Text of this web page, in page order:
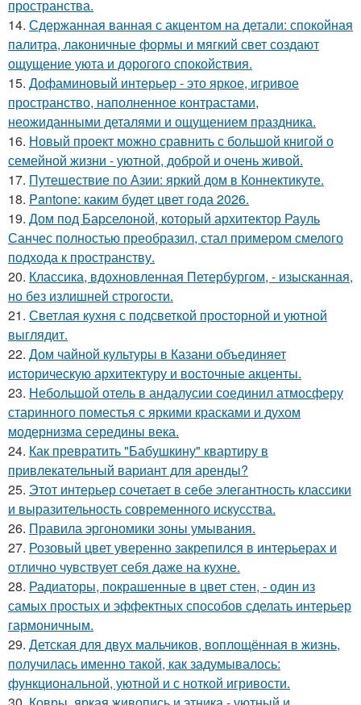
пространства.
14. Сдержанная ванная с акцентом на детали: спокойная
палитра, лаконичные формы и мягкий свет создают
ощущение уюта и дорогого спокойствия.
15. Дофаминовый интерьер - это яркое, игривое
пространство, наполненное контрастами,
неожиданными деталями и ощущением праздника.
16. Новый проект можно сравнить с большой книгой о
семейной жизни - уютной, доброй и очень живой.
17. Путешествие по Азии: яркий дом в Коннектикуте.
18. Pantone: каким будет цвет года 2026.
19. Дом под Барселоной, который архитектор Рауль
Санчес полностью преобразил, стал примером смелого
подхода к пространству.
20. Классика, вдохновленная Петербургом, - изысканная,
но без излишней строгости.
21. Светлая кухня с подсветкой просторной и уютной
выглядит.
22. Дом чайной культуры в Казани объединяет
историческую архитектуру и восточные акценты.
23. Небольшой отель в андалусии соединил атмосферу
старинного поместья с яркими красками и духом
модернизма середины века.
24. Как превратить "Бабушкину" квартиру в
привлекательный вариант для аренды?
25. Этот интерьер сочетает в себе элегантность классики
и выразительность современного искусства.
26. Правила эргономики зоны умывания.
27. Розовый цвет уверенно закрепился в интерьерах и
отлично чувствует себя даже на кухне.
28. Радиаторы, покрашенные в цвет стен, - один из
самых простых и эффектных способов сделать интерьер
гармоничным.
29. Детская для двух мальчиков, воплощённая в жизнь,
получилась именно такой, как задумывалось:
функциональной, уютной и с ноткой игривости.